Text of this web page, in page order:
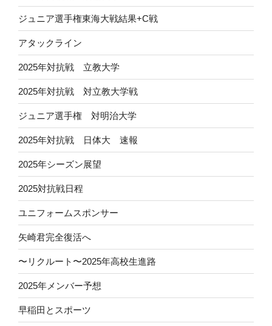
ジュニア選手権東海大戦結果+C戦
アタックライン
2025年対抗戦 立教大学
2025年対抗戦 対立教大学戦
ジュニア選手権 対明治大学
2025年対抗戦 日体大 速報
2025年シーズン展望
2025対抗戦日程
ユニフォームスポンサー
矢崎君完全復活へ
〜リクルート〜2025年高校生進路
2025年メンバー予想
早稲田とスポーツ